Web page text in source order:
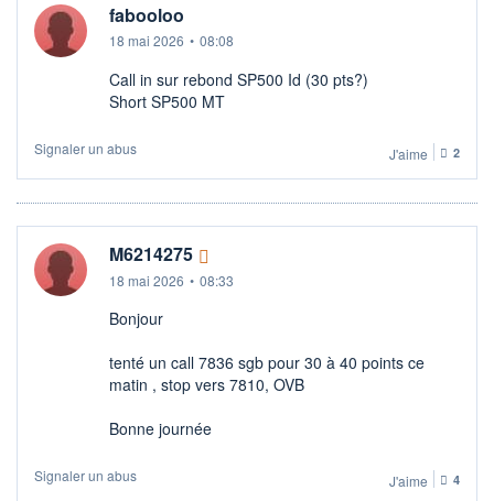
fabooloo
18 mai 2026 • 08:08
Call in sur rebond SP500 Id (30 pts?)
Short SP500 MT
Signaler un abus J'aime 2
M6214275
18 mai 2026 • 08:33
Bonjour
tenté un call 7836 sgb pour 30 à 40 points ce
matin , stop vers 7810, OVB
Bonne journée
Signaler un abus J'aime 4